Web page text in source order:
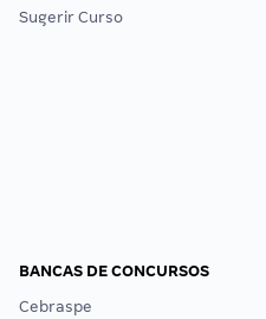
Sugerir Curso
BANCAS DE CONCURSOS
Cebraspe